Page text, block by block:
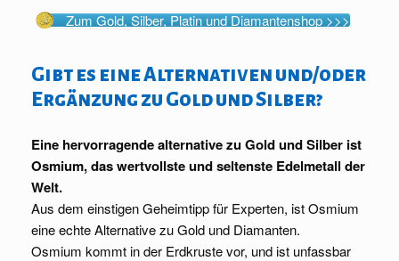
Zum Gold, Silber, Platin und Diamantenshop >>>
Gibt es eine Alternativen und/oder
Ergänzung zu Gold und Silber?
Eine hervorragende alternative zu Gold und Silber ist
Osmium, das wertvollste und seltenste Edelmetall der
Welt.
Aus dem einstigen Geheimtipp für Experten, ist Osmium
eine echte Alternative zu Gold und Diamanten.
Osmium kommt in der Erdkruste vor, und ist unfassbar